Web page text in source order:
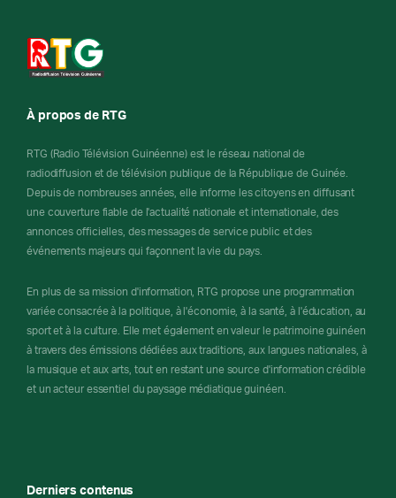
À propos de RTG
RTG (Radio Télévision Guinéenne) est le réseau national de
radiodiffusion et de télévision publique de la République de Guinée.
Depuis de nombreuses années, elle informe les citoyens en diffusant
une couverture fiable de l'actualité nationale et internationale, des
annonces officielles, des messages de service public et des
événements majeurs qui façonnent la vie du pays.
En plus de sa mission d'information, RTG propose une programmation
variée consacrée à la politique, à l'économie, à la santé, à l'éducation, au
sport et à la culture. Elle met également en valeur le patrimoine guinéen
à travers des émissions dédiées aux traditions, aux langues nationales, à
la musique et aux arts, tout en restant une source d'information crédible
et un acteur essentiel du paysage médiatique guinéen.
Derniers contenus